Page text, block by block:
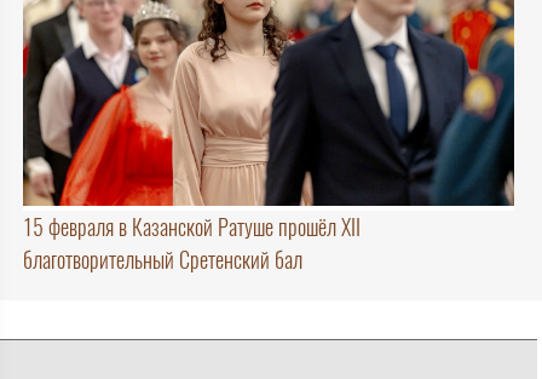
15 февраля в Казанской Ратуше прошёл XII
благотворительный Сретенский бал